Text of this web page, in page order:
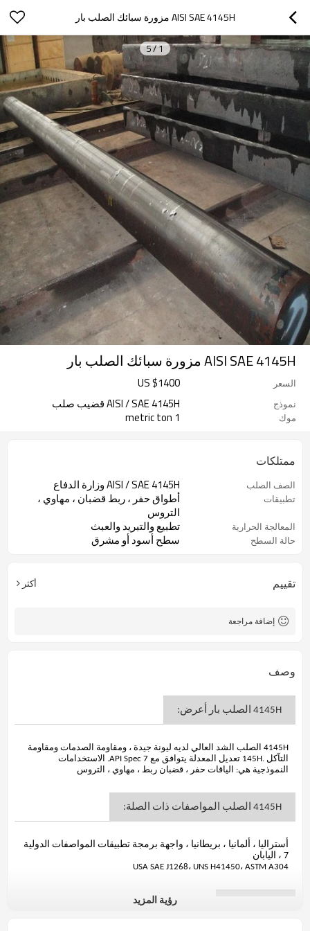
AISI SAE 4145H مزورة سبائك الصلب بار
1
/
5
AISI SAE 4145H مزورة سبائك الصلب بار
السعر US $1400
نموذج AISI / SAE 4145H قضيب صلب
موك 1 metric ton
ممتلكات
الصف الصلب AISI / SAE 4145H وزارة الدفاع
تطبيقات
أطواق حفر ، ربط قضبان ، مهاوي ،
التروس
المعالجة الحرارية تطبيع والتبريد والعبث
حالة السطح سطح أسود أو مشرق
تقييم أكثر
إضافة مراجعة
وصف
4145H الصلب بار أعرض:
4145H الصلب الشد العالي لديه ليونة جيدة ، ومقاومة الصدمات ومقاومة
التآكل .145H تعديل المعدلة يتوافق مع API Spec 7. الاستخدامات
النموذجية هي: الياقات حفر ، قضبان ربط ، مهاوي ، التروس
4145H الصلب المواصفات ذات الصلة:
أستراليا ، ألمانيا ، بريطانيا ، واجهة برمجة تطبيقات المواصفات الدولية
7 ، اليابان
USA SAE J1268، UNS H41450، ASTM A304
رؤية المزيد